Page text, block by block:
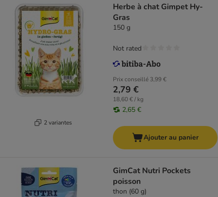
2 variantes
Herbe à chat Gimpet Hy-
Gras
150 g
Prix conseillé 3,99 €
2,79 €
18,60 € / kg
2,65 €
Not rated
Ajouter au panier
GimCat Nutri Pockets
poisson
thon (60 g)